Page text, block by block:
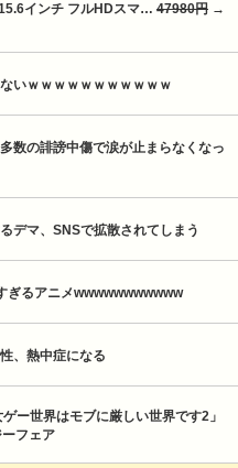
インチ フルHDスマ… 47980円 →
いｗｗｗｗｗｗｗｗｗｗｗ
数の誹謗中傷で涙が止まらなくなっ
デマ、SNSで拡散されてしまう
ぎるアニメwwwwwwwwwww
、熱中症になる
ー世界はモブに厳しい世界です2」
フェア